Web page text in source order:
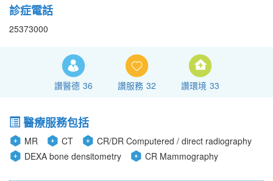
診症電話
25373000
讚醫德 36 讚服務 32 讚環境 33
醫療服務包括
MR CT
CR/DR Computered / direct radiography
DEXA bone densitometry
CR Mammography